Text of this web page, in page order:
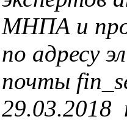
МНПА и
по адресу
почты
29.03.2018